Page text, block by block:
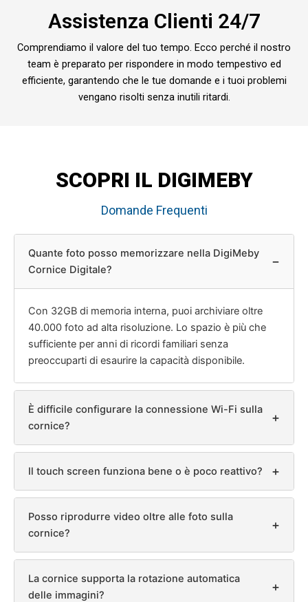
Assistenza Clienti 24/7
Comprendiamo il valore del tuo tempo. Ecco perché il nostro
team è preparato per rispondere in modo tempestivo ed
efficiente, garantendo che le tue domande e i tuoi problemi
vengano risolti senza inutili ritardi.
SCOPRI IL DIGIMEBY
Domande Frequenti
Quante foto posso memorizzare nella DigiMeby
Cornice Digitale?
−
Con 32GB di memoria interna, puoi archiviare oltre
40.000 foto ad alta risoluzione. Lo spazio è più che
sufficiente per anni di ricordi familiari senza
preoccuparti di esaurire la capacità disponibile.
È difficile configurare la connessione Wi-Fi sulla
cornice?
+
Il touch screen funziona bene o è poco reattivo? +
Posso riprodurre video oltre alle foto sulla
cornice?
+
La cornice supporta la rotazione automatica
delle immagini?
+